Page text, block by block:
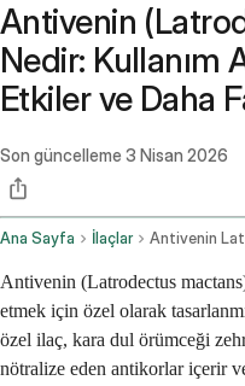
Antivenin
Nedir: Kullanım
Etkiler ve Daha
Son güncelleme 3 Nisan 2026
Ana Sayfa İlaçlar
Antivenin (Latrodectus
etmek için özel olarak
özel ilaç, kara dul örümceği
nötralize eden antikorlar içerir